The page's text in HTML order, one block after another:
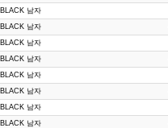
BLACK 남자
BLACK 남자
BLACK 남자
BLACK 남자
BLACK 남자
BLACK 남자
BLACK 남자
BLACK 남자